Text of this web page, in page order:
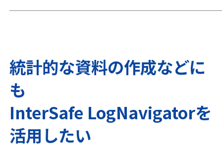
統計的な資料の作成などに
も
InterSafe LogNavigatorを
活用したい